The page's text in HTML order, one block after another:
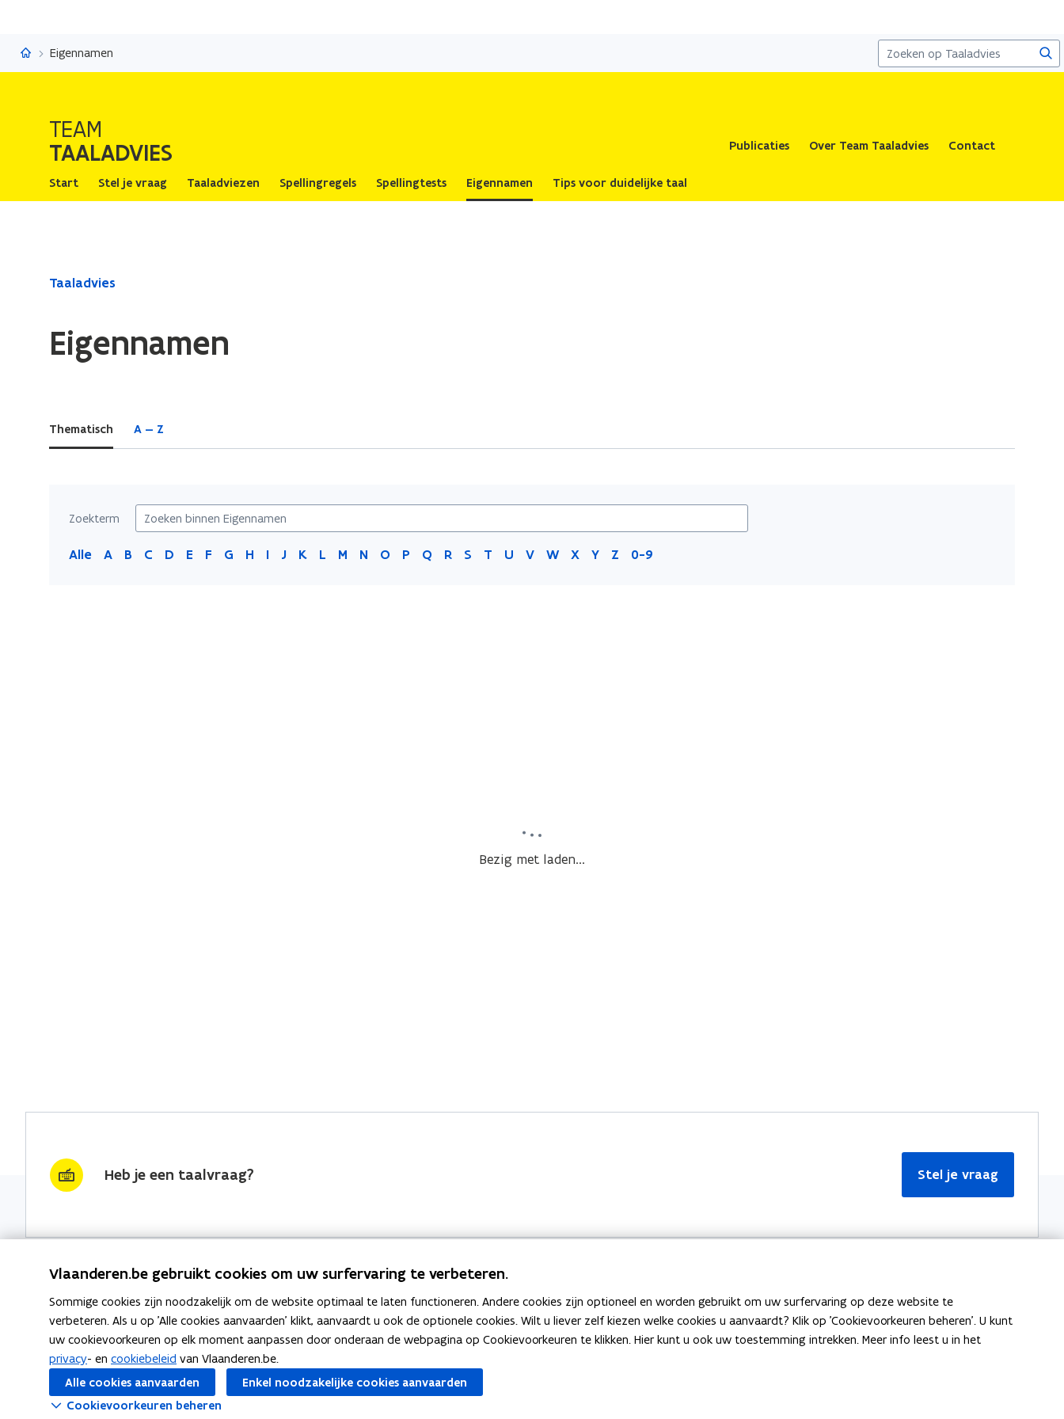
naar
TaaladviesEigennamen
TEAM
TAALADVIES Publicaties Over Team Taaladvies Contact
Start Stel je vraag Taaladviezen Spellingregels Spellingtests Eigennamen Tips voor duidelijke taal
Gedaan
Eigennamen
Taaladvies
Eigennamen
Thematisch A — Z
Zoekterm
Alle A B C D E F G H I J K L M N O P Q R S T U V W X Y Z 0-9
Bezig met laden...
Heb je een taalvraag? Stel je vraag
Nieuwsbrief krijgen?
vraag & woord van de week
wekelijks in je mailbox
Schrijf je in
Thema's
Spellingregels
Bekijk ook Meer informatie
Over Team Taaladvies
Vlaanderen.be gebruikt cookies om uw surfervaring te verbeteren.
Sommige cookies zijn noodzakelijk om de website optimaal te laten functioneren. Andere cookies zijn optioneel en worden gebruikt om uw surfervaring op deze website te
verbeteren. Als u op 'Alle cookies aanvaarden' klikt, aanvaardt u ook de optionele cookies. Wilt u liever zelf kiezen welke cookies u aanvaardt? Klik op 'Cookievoorkeuren beheren'. U kunt
uw cookievoorkeuren op elk moment aanpassen door onderaan de webpagina op Cookievoorkeuren te klikken. Hier kunt u ook uw toestemming intrekken. Meer info leest u in het
privacy- en cookiebeleid van Vlaanderen.be.
Alle cookies aanvaarden
Enkel noodzakelijke cookies aanvaarden
Cookievoorkeuren beheren